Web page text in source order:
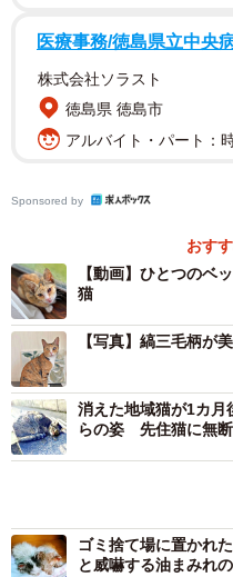
医療事務/徳島県立中央
株式会社ソラスト
徳島県 徳島市
アルバイト・パート：
Sponsored by
おす
【動画】ひとつのベ
猫
【写真】縞三毛柄が
消えた地域猫が1カ
らの姿 先住猫に無
家族を癒やす「甘え
「飼い主が6月に亡く